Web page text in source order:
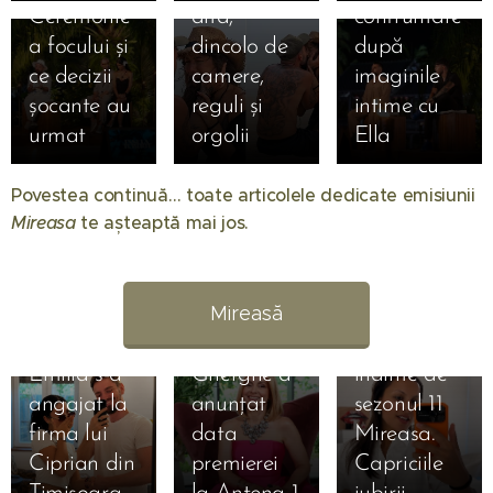
Ceremonie
a focului și
ce decizii
șocante au
urmat 🔥
alta,
dincolo de
camere,
reguli și
orgolii
confruntare
după
imaginile
intime cu
Ella 🔥
Povestea continuă… toate articolele dedicate emisiunii
Mireasate așteaptă mai jos. 💖
Mireasă
Emilia s-a
angajat la
firma lui
Ciprian din
01.08.2026
Când
începe
Mireasa
Regatul
inimii.
Simona
Gherghe a
anunțat
data
premierei
Preda se
vacanță
înainte de
sezonul 11
Mireasa.
Capriciile
31.07.2026
Simona
Gherghe,
31.07.2026
Liliana din
sezonul 11
Mireasa a